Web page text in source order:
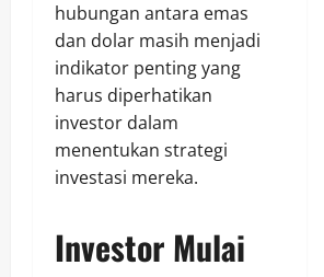
hubungan antara emas
dan dolar masih menjadi
indikator penting yang
harus diperhatikan
investor dalam
menentukan strategi
investasi mereka.
Investor Mulai